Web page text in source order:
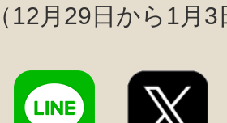
（12月29日から1月